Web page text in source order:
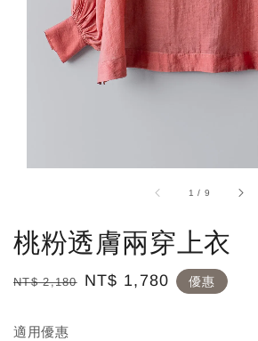
1 / 9
桃粉透膚兩穿上衣
Regular
NT$ 2,180
Sale
NT$ 1,780 優惠
適用優惠